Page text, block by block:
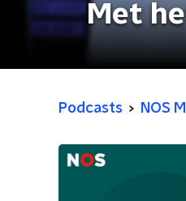
Met
Podcasts NOS